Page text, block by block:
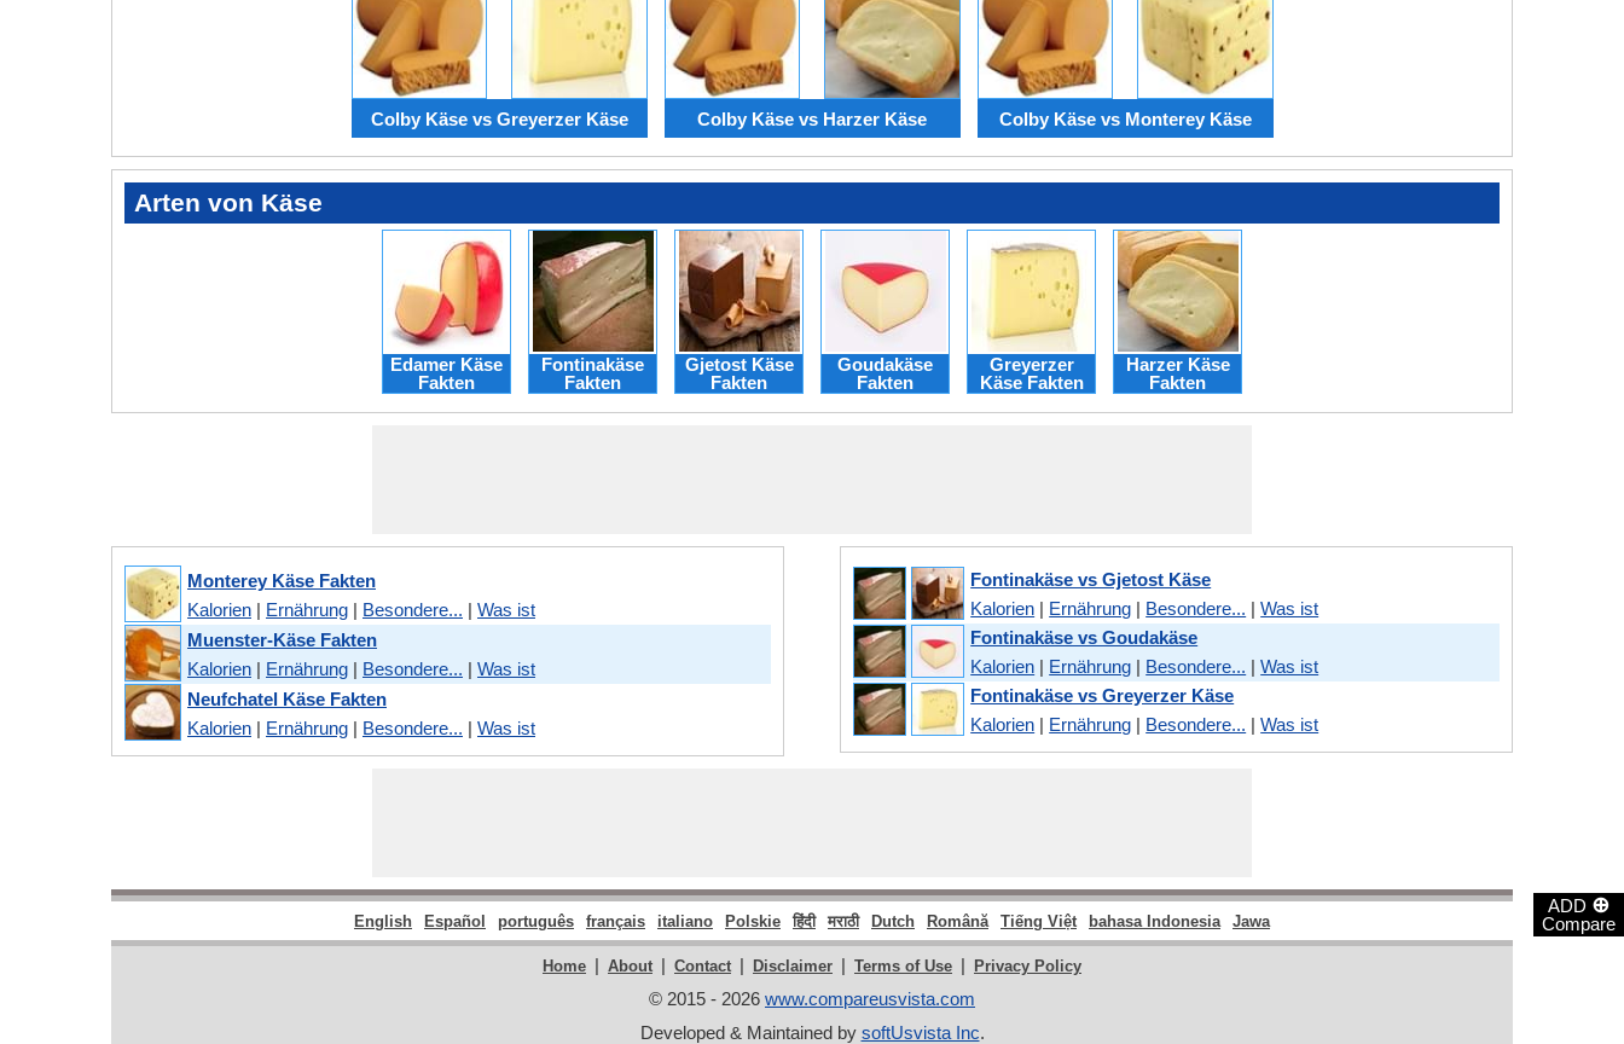
ADD ⊕
Compare
Colby Käse vs Greyerzer Käse Colby Käse vs Harzer Käse Colby Käse vs Monterey Käse
Arten von Käse
Edamer Käse
Fakten
Fontinakäse
Fakten
Gjetost Käse
Fakten
Goudakäse
Fakten
Greyerzer
Käse Fakten
Harzer Käse
Fakten
Monterey Käse Fakten
Kalorien | Ernährung | Besondere... | Was ist
Muenster-Käse Fakten
Kalorien | Ernährung | Besondere... | Was ist
Neufchatel Käse Fakten
Kalorien | Ernährung | Besondere... | Was ist
Fontinakäse vs Gjetost Käse
Kalorien | Ernährung | Besondere... |Was ist
Fontinakäse vs Goudakäse
Kalorien | Ernährung | Besondere... |Was ist
Fontinakäse vs Greyerzer Käse
Kalorien | Ernährung | Besondere... |Was ist
English Español português français italiano Polskie हिंदी मराठी Dutch Română Tiếng Việt bahasa Indonesia Jawa
Home | About | Contact | Disclaimer | Terms of Use | Privacy Policy
© 2015 - 2026 www.compareusvista.com
Developed & Maintained by softUsvista Inc.